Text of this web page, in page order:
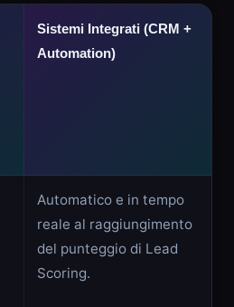
Sistemi Integrati (CRM +
Automation)
Automatico e in tempo
reale al raggiungimento
del punteggio di Lead
Scoring.